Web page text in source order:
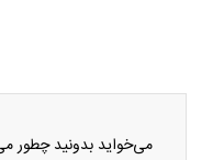
می‌خواید بدونید چطور